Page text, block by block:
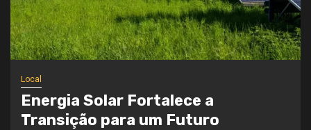
Local
Onde a Informação Encontra o Seu
Caminho